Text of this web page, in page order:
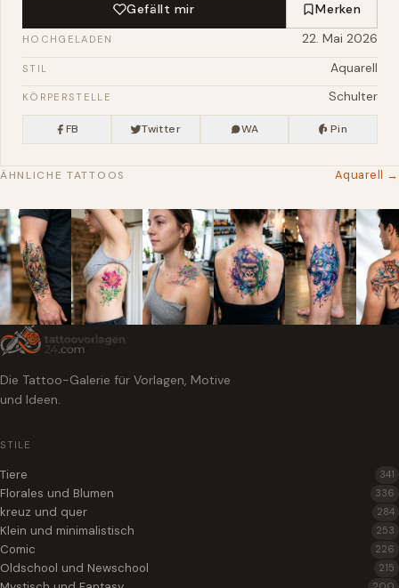
Gefällt mir Merken
HOCHGELADEN 22. Mai 2026
STIL Aquarell
KÖRPERSTELLE Schulter
FB Twitter WA Pin
ÄHNLICHE TATTOOS Aquarell →
Die Tattoo-Galerie für Vorlagen, Motive
und Ideen.
STILE
Tiere 341
Florales und Blumen 336
kreuz und quer 284
Klein und minimalistisch 253
Comic 226
Oldschool und Newschool 215